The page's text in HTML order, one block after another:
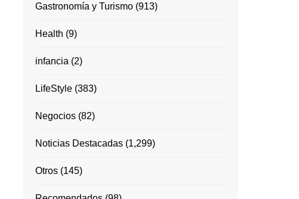
Gastronomía y Turismo (913)
Health (9)
infancia (2)
LifeStyle (383)
Negocios (82)
Noticias Destacadas (1,299)
Otros (145)